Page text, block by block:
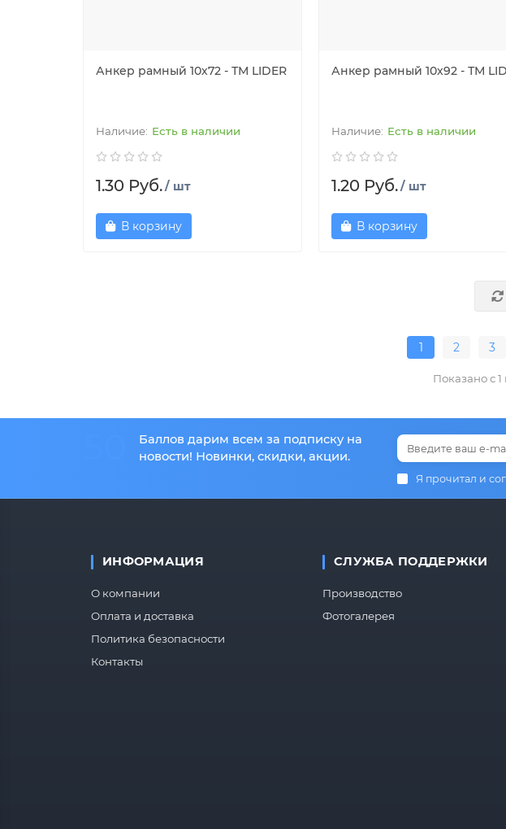
Анкер рамный 10х72 - ТМ LIDER
Есть в наличии
1.30 Руб./ шт
В корзину
Анкер рамный 10х92 - ТМ
Есть в наличии
1.20 Руб./ шт
В корзину
1 2 3
Показано с 1
Баллов дарим всем за подписку на
новости! Новинки, скидки, акции.
Я прочитал и
ИНФОРМАЦИЯ
О компании
Оплата и доставка
Политика безопасности
Контакты
СЛУЖБА ПОДДЕРЖКИ
Производство
Фотогалерея